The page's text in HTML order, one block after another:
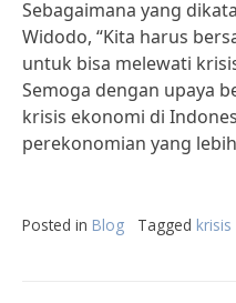
Sebagaimana yang
Widodo, “Kita harus
untuk bisa melewati
Semoga dengan upaya
krisis ekonomi di
perekonomian yang
Posted in Blog Tagged